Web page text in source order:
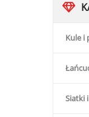
Kule i
Siatki